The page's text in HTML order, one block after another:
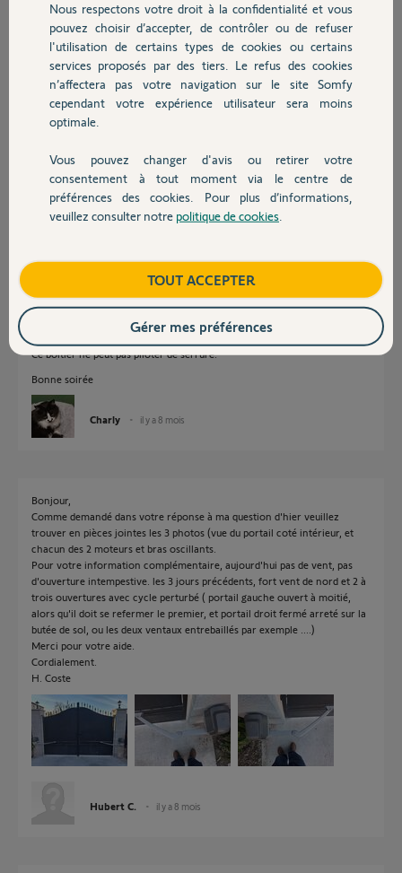
Chauffage
Autres produits
Devis avec un pro
Contact
Merci,
Hubert C.
il y a 8 mois
Participer au fil de discussion
Réponses
poussée quelconque !
Pouvez vous posez ici une photo du portail fermé vu de l'inter ainsi que
de chaque bras vu de dessus.
Il y a obligatoirement une erreur de pose qqs part.
Ce boitier ne peut pas piloter de serrure.
Bonne soirée
Charly il y a 8 mois
Bonjour,
Comme demandé dans votre réponse à ma question d'hier veuillez
trouver en pièces jointes les 3 photos (vue du portail coté intérieur, et
chacun des 2 moteurs et bras oscillants.
Pour votre information complémentaire, aujourd'hui pas de vent, pas
d'ouverture intempestive. les 3 jours précédents, fort vent de nord et 2 à
trois ouvertures avec cycle perturbé ( portail gauche ouvert à moitié,
alors qu'il doit se refermer le premier, et portail droit fermé arreté sur la
butée de sol, ou les deux ventaux entrebaillés par exemple ....)
Merci pour votre aide.
Cordialement.
H. Coste
Hubert C. il y a 8 mois
Nous respectons votre droit à la confidentialité et vous
pouvez choisir d’accepter, de contrôler ou de refuser
l'utilisation de certains types de cookies ou certains
services proposés par des tiers. Le refus des cookies
n’affectera pas votre navigation sur le site Somfy
cependant votre expérience utilisateur sera moins
optimale.
Vous pouvez changer d'avis ou retirer votre
consentement à tout moment via le centre de
préférences des cookies. Pour plus d’informations,
veuillez consulter notre politique de cookies
TOUT ACCEPTER
Gérer mes préférences